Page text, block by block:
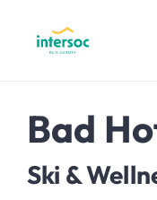
Bad
Ski &